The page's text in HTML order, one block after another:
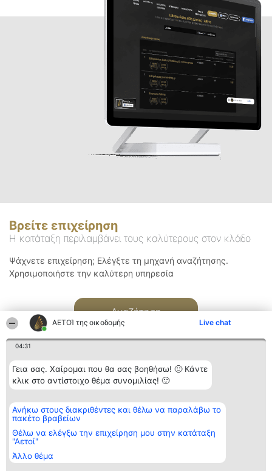
ΑΕΤΟΊ της οικοδομής Live chat
04:31
Γεια σας. Χαίρομαι που θα σας βοηθήσω! 🙂 Κάντε
κλικ στο αντίστοιχο θέμα συνομιλίας! 🙂
Ανήκω στους διακριθέντες και θέλω να παραλάβω το
πακέτο βραβείων
Θέλω να ελέγξω την επιχείρηση μου στην κατάταξη
"Αετοί"
Άλλο θέμα
Βρείτε επιχείρηση
Η κατάταξη περιλαμβάνει τους καλύτερους στον κλάδο
Ψάχνετε επιχείρηση; Ελέγξτε τη μηχανή αναζήτησης.
Χρησιμοποιήστε την καλύτερη υπηρεσία
Αναζήτηση
Διοργανωτής της
κατάταξης
BEAUTIFUL COMPANY
ΤΗΛ. ΕΠΙΚΟΙΝΩΝΙΑΣ:
2104128019
email:
aetoi@beautifulcompany.co
Κατάταξη
Διακριθέντες
των
διακριθέντων
προϋποθέσεις
Επικοινωνία
Επικοινωνία